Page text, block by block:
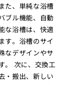
た、単純な浴槽
ブル機能、自動
な浴槽は、快適
す。浴槽のサイ
なデザインやサ
。 次に、交換工
・搬出、新しい